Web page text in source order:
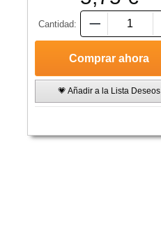
Cantidad:
💗 Añadir a la Lista Deseos